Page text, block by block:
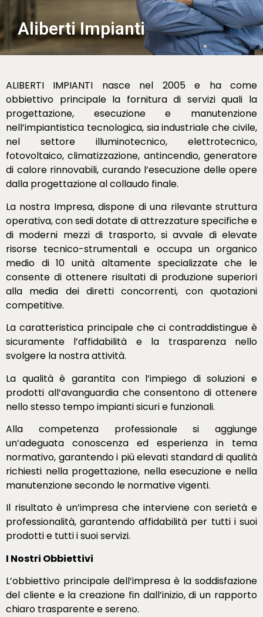
Aliberti Impianti
ALIBERTI IMPIANTI nasce nel 2005 e ha come
obbiettivo principale la fornitura di servizi quali la
progettazione, esecuzione e manutenzione
nell’impiantistica tecnologica, sia industriale che civile,
nel settore illuminotecnico, elettrotecnico,
fotovoltaico, climatizzazione, antincendio, generatore
di calore rinnovabili, curando l’esecuzione delle opere
dalla progettazione al collaudo finale.
La nostra Impresa, dispone di una rilevante struttura
operativa, con sedi dotate di attrezzature specifiche e
di moderni mezzi di trasporto, si avvale di elevate
risorse tecnico-strumentali e occupa un organico
medio di 10 unità altamente specializzate che le
consente di ottenere risultati di produzione superiori
alla media dei diretti concorrenti, con quotazioni
competitive.
La caratteristica principale che ci contraddistingue è
sicuramente l’affidabilità e la trasparenza nello
svolgere la nostra attività.
La qualità è garantita con l’impiego di soluzioni e
prodotti all’avanguardia che consentono di ottenere
nello stesso tempo impianti sicuri e funzionali.
Alla competenza professionale si aggiunge
un’adeguata conoscenza ed esperienza in tema
normativo, garantendo i più elevati standard di qualità
richiesti nella progettazione, nella esecuzione e nella
manutenzione secondo le normative vigenti.
Il risultato è un’impresa che interviene con serietà e
professionalità, garantendo affidabilità per tutti i suoi
prodotti e tutti i suoi servizi.
I Nostri Obbiettivi
L’obbiettivo principale dell’impresa è la soddisfazione
del cliente e la creazione fin dall’inizio, di un rapporto
chiaro trasparente e sereno.